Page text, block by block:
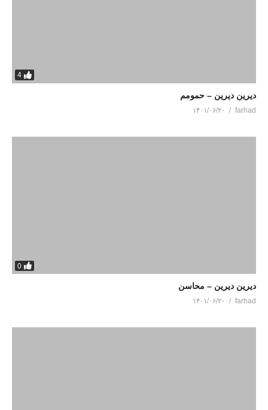
4
دیرین دیرین – حمومم
farhad ۱۴۰۱/۰۶/۲۰
0
دیرین دیرین – محاسن
farhad ۱۴۰۱/۰۶/۲۰